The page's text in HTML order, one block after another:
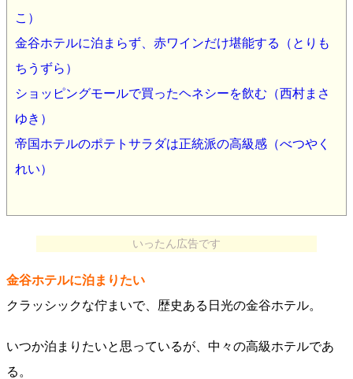
こ）
金谷ホテルに泊まらず、赤ワインだけ堪能する（とりも
ちうずら）
ショッピングモールで買ったヘネシーを飲む（西村まさ
ゆき）
帝国ホテルのポテトサラダは正統派の高級感（べつやく
れい）
いったん広告です
金谷ホテルに泊まりたい
クラッシックな佇まいで、歴史ある日光の金谷ホテル。
いつか泊まりたいと思っているが、中々の高級ホテルであ
る。